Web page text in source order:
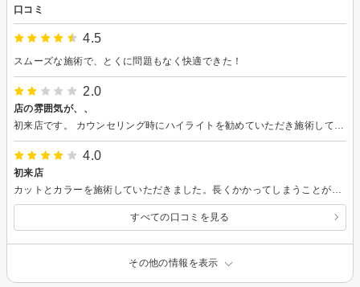
口コミ
4.5
スムーズな施術で、とくに問題もなく快適できた！
2.0
店の雰囲気が、、
4.0
初来店
すべての口コミを見る
その他の情報を表示